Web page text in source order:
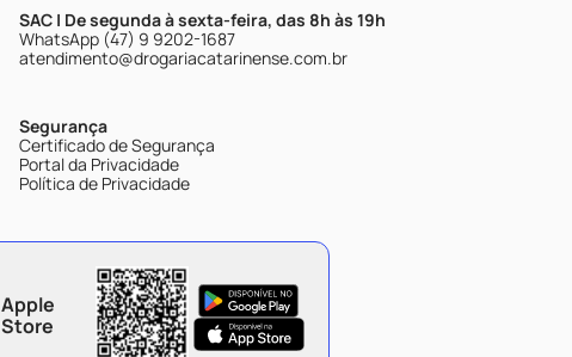
SAC | De segunda à sexta-feira, das 8h às 19h
WhatsApp (47) 9 9202-1687
atendimento@drogariacatarinense.com.br
Segurança
Certificado de Segurança
Portal da Privacidade
Política de Privacidade
Apple
Store